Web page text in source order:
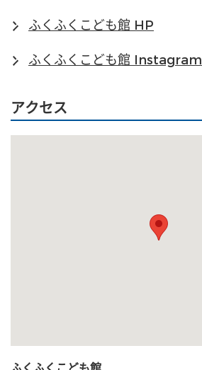
ふくふくこども館 HP
ふくふくこども館 Instagram
アクセス